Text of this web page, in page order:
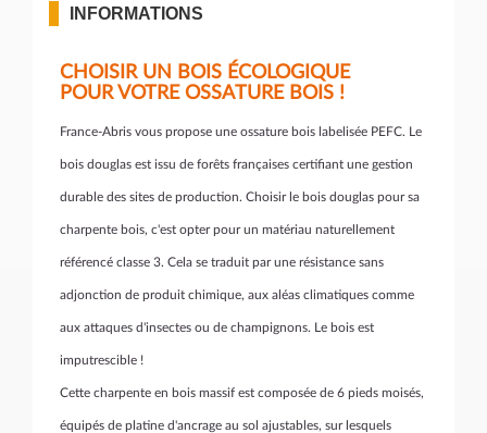
INFORMATIONS
CHOISIR UN BOIS ÉCOLOGIQUE
POUR VOTRE OSSATURE BOIS !
France-Abris vous propose une ossature bois labelisée PEFC. Le
bois douglas est issu de forêts françaises certifiant une gestion
durable des sites de production. Choisir le bois douglas pour sa
charpente bois, c'est opter pour un matériau naturellement
référencé classe 3. Cela se traduit par une résistance sans
adjonction de produit chimique, aux aléas climatiques comme
aux attaques d'insectes ou de champignons. Le bois est
imputrescible !
Cette charpente en bois massif est composée de 6 pieds moisés,
équipés de platine d'ancrage au sol ajustables, sur lesquels